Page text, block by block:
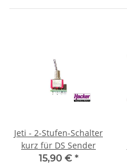
Jeti - 2-Stufen-Schalter
kurz für DS Sender
15,90 € *